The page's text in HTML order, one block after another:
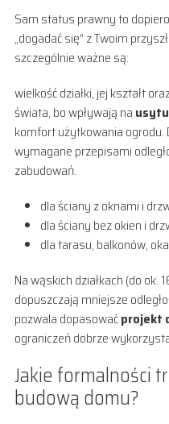
Sam status prawny to
„dogadać się” z Twoim
szczególnie ważne są:
wielkość działki, jej kształt
świata, bo wpływają na
komfort użytkowania
wymagane przepisami
zabudowań.
dla ściany z oknami i
dla ściany bez okien i
dla tarasu, balkonów,
Na wąskich działkach (do ok.
dopuszczają mniejsze
pozwala dopasowaćprojekt
ograniczeń dobrze
Jakie formalności
budową domu?